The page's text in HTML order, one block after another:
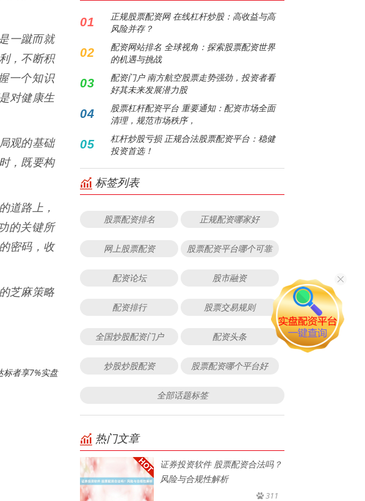
一蹴而就
，不断积
一个知识
对健康生
观的基础
，既要构
道路上，
的关键所
密码，收
芝麻策略
标者享7%实盘
01
正规股票配资网 在线杠杆炒股：高收益与高
风险并存？
02
配资网站排名 全球视角：探索股票配资世界
的机遇与挑战
03
配资门户 南方航空股票走势强劲，投资者看
好其未来发展潜力股
04
股票杠杆配资平台 重要通知：配资市场全面
清理，规范市场秩序，
05
杠杆炒股亏损 正规合法股票配资平台：稳健
投资首选！
标签列表
股票配资排名 正规配资哪家好
网上股票配资 股票配资平台哪个可靠
配资论坛 股市融资
配资排行 股票交易规则
全国炒股配资门户 配资头条
炒股炒股配资 股票配资哪个平台好
全部话题标签
热门文章
证券投资软件 股票配资合法吗？
风险与合规性解析
311